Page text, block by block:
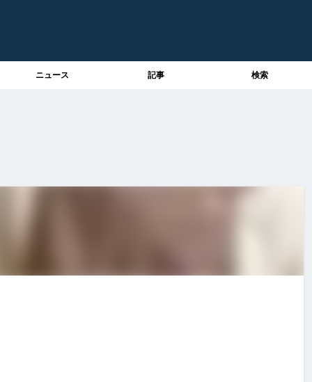
ニュース 記事 検索